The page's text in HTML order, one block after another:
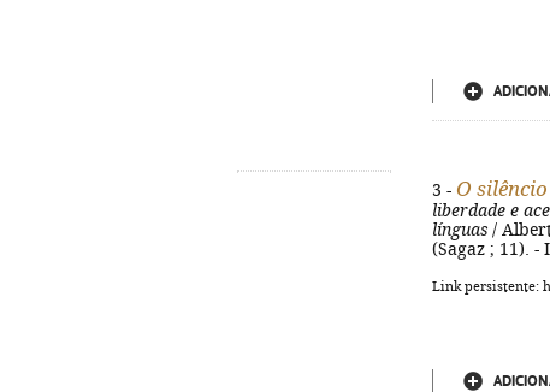
3 - O
liberdade e
línguas /
(Sagaz ; 11). -
Link persistente: